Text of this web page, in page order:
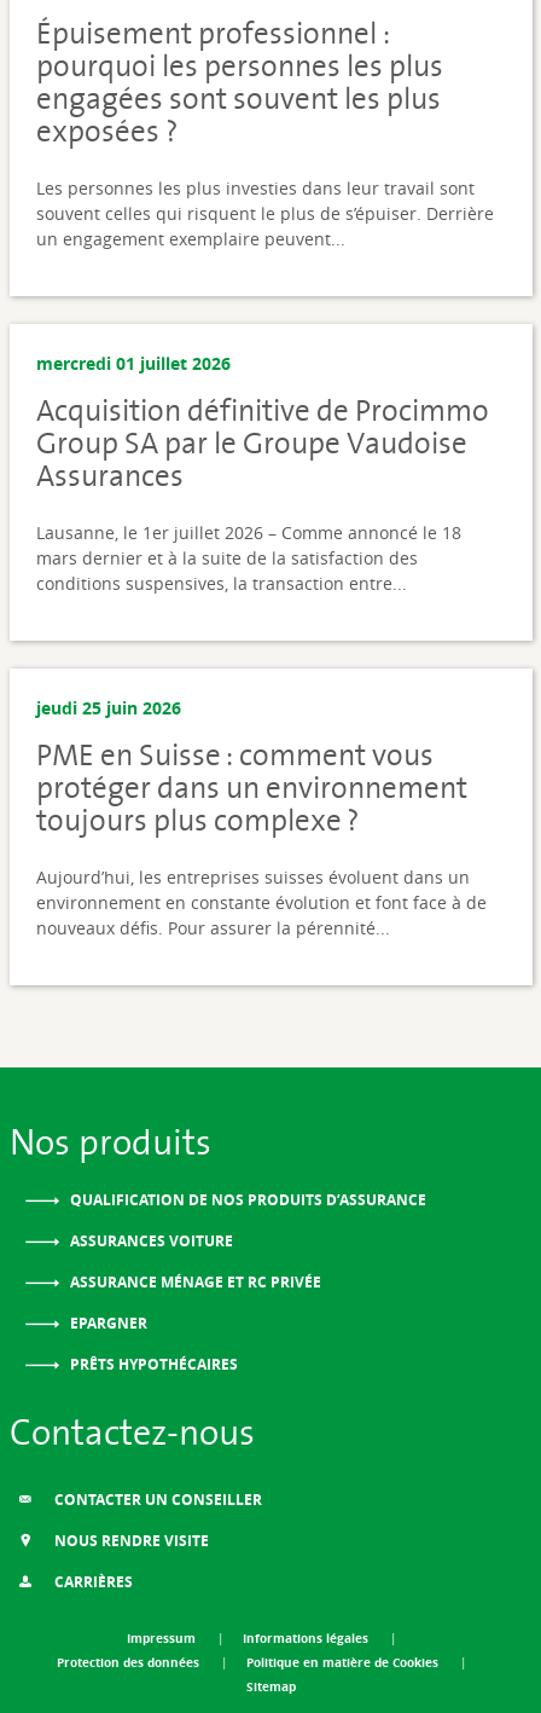
Épuisement professionnel :
pourquoi les personnes les plus
engagées sont souvent les plus
exposées ?
Les personnes les plus investies dans leur travail sont
souvent celles qui risquent le plus de s’épuiser. Derrière
un engagement exemplaire peuvent...
mercredi 01 juillet 2026
Acquisition définitive de Procimmo
Group SA par le Groupe Vaudoise
Assurances
Lausanne, le 1er juillet 2026 – Comme annoncé le 18
mars dernier et à la suite de la satisfaction des
conditions suspensives, la transaction entre...
jeudi 25 juin 2026
PME en Suisse : comment vous
protéger dans un environnement
toujours plus complexe ?
Aujourd’hui, les entreprises suisses évoluent dans un
environnement en constante évolution et font face à de
nouveaux défis. Pour assurer la pérennité...
Nos produits
QUALIFICATION DE NOS PRODUITS D’ASSURANCE
ASSURANCES VOITURE
ASSURANCE MÉNAGE ET RC PRIVÉE
EPARGNER
PRÊTS HYPOTHÉCAIRES
Contactez-nous
CONTACTER UN CONSEILLER
NOUS RENDRE VISITE
CARRIÈRES
Impressum
Informations légales
Protection des données
Politique en matière de Cookies
Sitemap